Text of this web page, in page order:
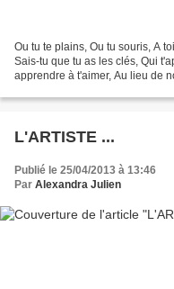
Ou tu te plains, Ou tu souris, A
Sais-tu que tu as les clés, Qui
apprendre à t'aimer, Au lieu de
L'ARTISTE ...
Publié le 25/04/2013 à 13:46
Par Alexandra Julien